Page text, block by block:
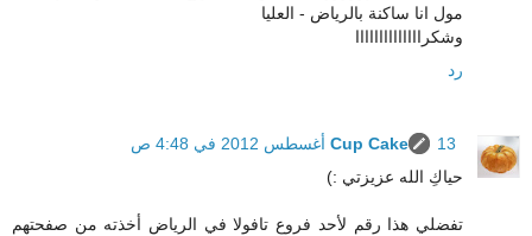
مول انا ساكنة بالرياض - العليا
وشكراااااااااااااا
رد
Cup Cake
13 أغسطس 2012 في 4:48 ص
حياكِ الله عزيزتي :)
تفضلي هذا رقم لأحد فروع تافولا في الرياض أخذته من صفحتهم